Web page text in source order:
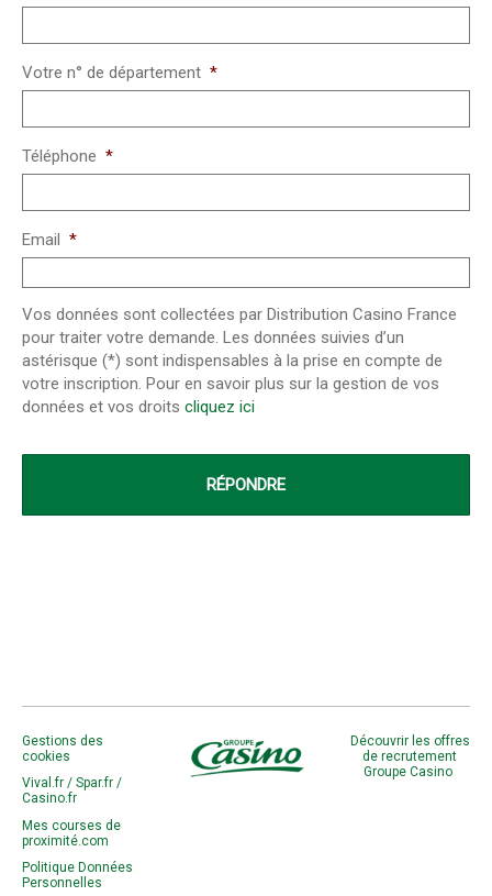
Votre n° de département *
Téléphone *
Email *
Vos données sont collectées par Distribution Casino France
pour traiter votre demande. Les données suivies d’un
astérisque (*) sont indispensables à la prise en compte de
votre inscription. Pour en savoir plus sur la gestion de vos
données et vos droits cliquez ici
Gestions des
cookies
Vival.fr / Spar.fr /
Casino.fr
Mes courses de
proximité.com
Politique Données
Personnelles
Découvrir les offres
de recrutement
Groupe Casino